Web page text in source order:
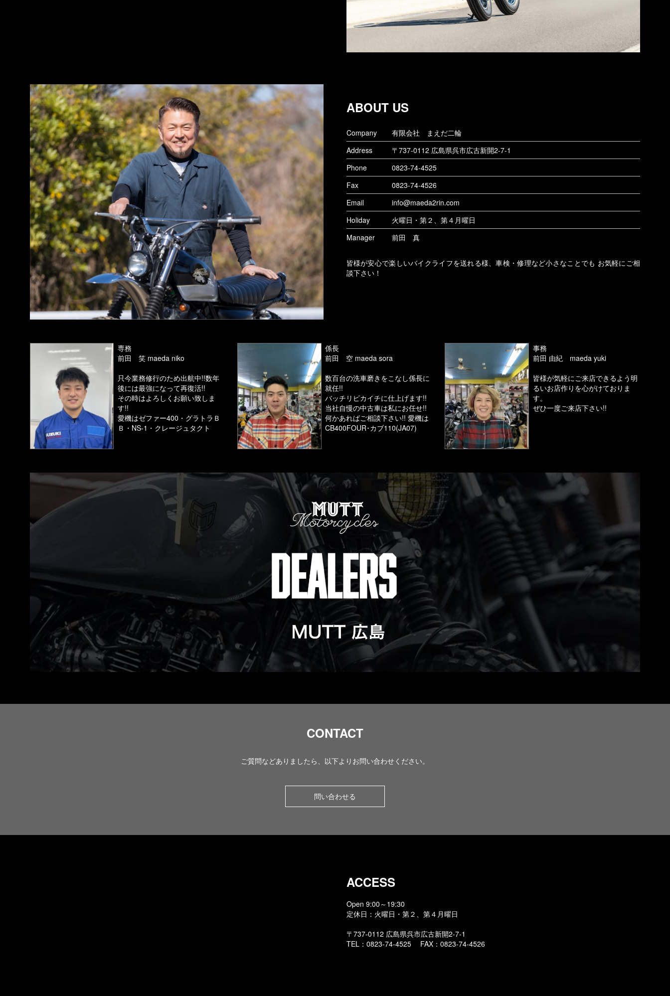
ABOUT US
Company
有限会社 まえだ二輪
Address
〒737-0112 広島県呉市広古新開2-7-1
Phone
0823-74-4525
Fax
0823-74-4526
Email
info@maeda2rin.com
Holiday
火曜日・第２、第４月曜日
Manager
前田 真
皆様が安心で楽しいバイクライフを送れる様、車検・修理など小さなことでも お気軽にご相
談下さい！
専務
前田 笑 maeda niko
只今業務修行のため出航中!!数年
後には最強になって再復活!!
その時はよろしくお願い致しま
す!!
愛機はゼファー400・グラトラＢ
Ｂ・NS-1・クレージュタクト
係長
前田 空 maeda sora
数百台の洗車磨きをこなし係長に
就任!!
バッチリピカイチに仕上げます!!
当社自慢の中古車は私にお任せ!!
何かあればご相談下さい!! 愛機は
CB400FOUR･カブ110(JA07)
事務
前田 由紀 maeda yuki
皆様が気軽にご来店できるよう明
るいお店作りを心がけておりま
す。
ぜひ一度ご来店下さい!!
CONTACT
ご質問などありましたら、以下よりお問い合わせください。
問い合わせる
ACCESS
Open 9:00～19:30
定休日：火曜日・第２、第４月曜日
〒737-0112 広島県呉市広古新開2-7-1
TEL：0823-74-4525 FAX：0823-74-4526